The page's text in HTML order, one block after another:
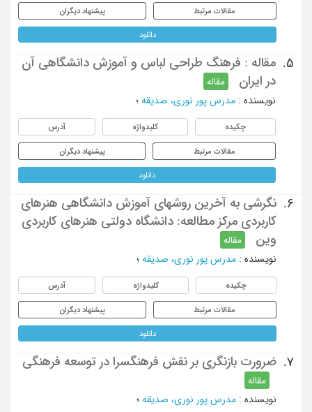
مقالات مرتبط پیشنهاد دیگران
دانلود
5.
مقاله : فرهنگ طراحی لباس و آموزش دانشگاهی آن
در ایران
مقاله
نویسنده : مدرس پور نوری، صدیقه ؛
چکیده کلیدواژه آدرس
مقالات مرتبط پیشنهاد دیگران
دانلود
6.
نگرشی به آخرین روشهای آموزش دانشگاهی هنرهای
کاربردی مرکز مطالعه: دانشگاه دولتی هنرهای کاربردی
وین
مقاله
نویسنده : مدرس پور نوری، صدیقه ؛
چکیده کلیدواژه آدرس
مقالات مرتبط پیشنهاد دیگران
دانلود
7. ضرورت بازنگری بر نقش فرهنگسرا در توسعه فرهنگی
مقاله
نویسنده : مدرس پور نوری، صدیقه ؛